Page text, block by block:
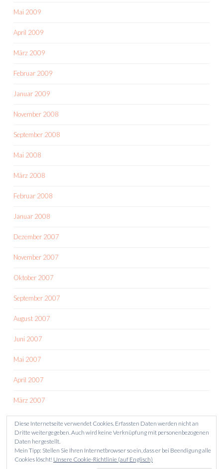
Mai 2009
April 2009
März 2009
Februar 2009
Januar 2009
November 2008
September 2008
Mai 2008
März 2008
Februar 2008
Januar 2008
Dezember 2007
November 2007
Oktober 2007
September 2007
August 2007
Juni 2007
Mai 2007
April 2007
März 2007
STOLZ PRÄSENTIERT VON WORDPRESS
Diese Internetseite verwendet Cookies. Erfassten Daten werden nicht an
Dritte weitergegeben. Auch wird keine Verknüpfung mit personenbezogenen
Daten hergestellt.
Mein Tipp: Stellen Sie Ihren Internetbrowser so ein, dass er bei Beendigung alle
Cookies löscht! Unsere Cookie-Richtlinie (auf Englisch)